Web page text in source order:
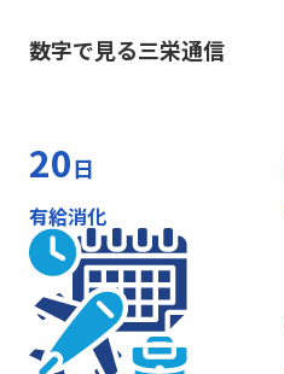
数字で見る三栄通信
20日
有給消化